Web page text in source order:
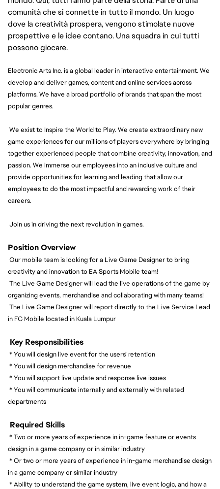
comunità che si connette in tutto il mondo. Un luogo
dove la creatività prospera, vengono stimolate nuove
prospettive e le idee contano. Una squadra in cui tutti
possono giocare.
Electronic Arts Inc. is a global leader in interactive entertainment. We
develop and deliver games, content and online services across
platforms. We have a broad portfolio of brands that span the most
popular genres.
We exist to Inspire the World to Play. We create extraordinary new
game experiences for our millions of players everywhere by bringing
together experienced people that combine creativity, innovation, and
passion. We immerse our employees into an inclusive culture and
provide opportunities for learning and leading that allow our
employees to do the most impactful and rewarding work of their
careers.
Join us in driving the next revolution in games.
Position Overview
Our mobile team is looking for a Live Game Designer to bring
creativity and innovation to EA Sports Mobile team!
The Live Game Designer will lead the live operations of the game by
organizing events, merchandise and collaborating with many teams!
The Live Game Designer will report directly to the Live Service Lead
in FC Mobile located in Kuala Lumpur
Key Responsibilities
* You will design live event for the users’ retention
* You will design merchandise for revenue
* You will support live update and response live issues
* You will communicate internally and externally with related
departments
Required Skills
* Two or more years of experience in in-game feature or events
design in a game company or in similar industry
* Or two or more years of experience in in-game merchandise design
in a game company or similar industry
* Ability to understand the game system, live event logic, and how a